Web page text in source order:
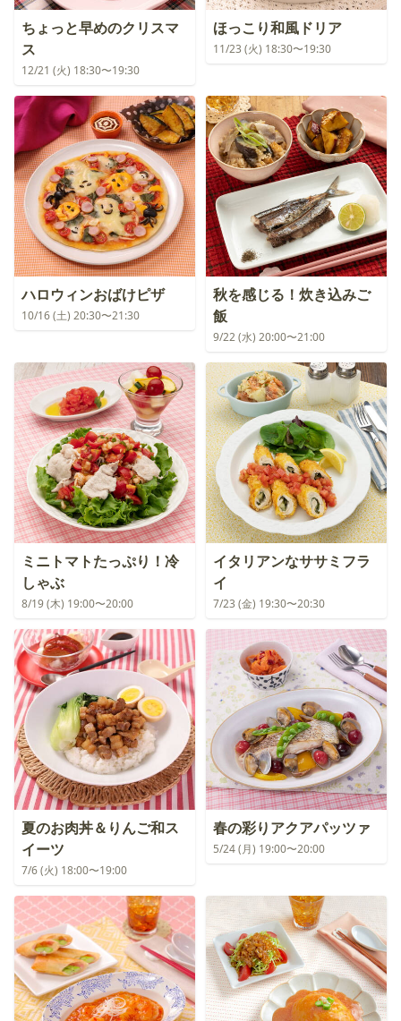
ちょっと早めのクリスマ
ス
12/21 (火) 18:30〜19:30
ほっこり和風ドリア
11/23 (火) 18:30〜19:30
ハロウィンおばけピザ
10/16 (土) 20:30〜21:30
秋を感じる！炊き込みご
飯
9/22 (水) 20:00〜21:00
ミニトマトたっぷり！冷
しゃぶ
8/19 (木) 19:00〜20:00
イタリアンなササミフラ
イ
7/23 (金) 19:30〜20:30
夏のお肉丼＆りんご和ス
イーツ
7/6 (火) 18:00〜19:00
春の彩りアクアパッツァ
5/24 (月) 19:00〜20:00